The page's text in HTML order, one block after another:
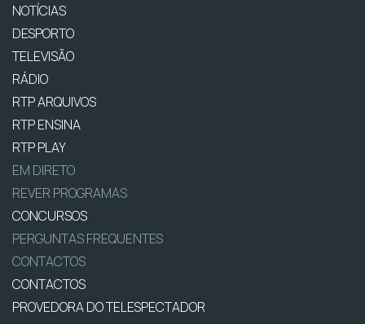
NOTÍCIAS
DESPORTO
TELEVISÃO
RÁDIO
RTP ARQUIVOS
RTP ENSINA
RTP PLAY
EM DIRETO
REVER PROGRAMAS
CONCURSOS
PERGUNTAS FREQUENTES
CONTACTOS
CONTACTOS
PROVEDORA DO TELESPECTADOR